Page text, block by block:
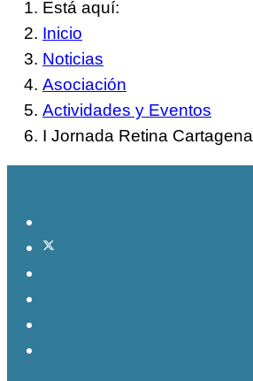
Está aquí:
Inicio
Noticias
Asociación
Actividades y Eventos
I Jornada Retina Cartagena